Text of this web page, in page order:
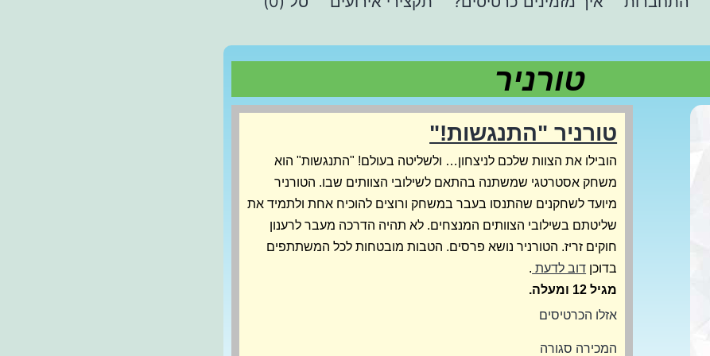
טורניר
טורניר "התנגשות!"
הובילו את הצוות שלכם לניצחון… ולשליטה בעולם! "התנגשות" הוא
משחק אסטרטגי שמשתנה בהתאם לשילובי הצוותים שבו. הטורניר
מיועד לשחקנים שהתנסו בעבר במשחק ורוצים להוכיח אחת ולתמיד את
שליטתם בשילובי הצוותים המנצחים. לא תהיה הדרכה מעבר לרענון
חוקים זריז. הטורניר נושא פרסים. הטבות מובטחות לכל המשתתפים
בדוכן דוב לדעת .
מגיל 12 ומעלה.
אזלו הכרטיסים
המכירה סגורה